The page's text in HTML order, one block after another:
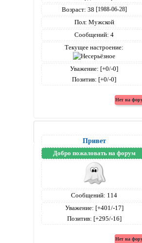
Возраст: 38 [1988-06-28]
Пол: Мужской
Сообщений: 4
Текущее настроение:
Уважение: [+0/-0]
Позитив: [+0/-0]
Привет
Добро пожаловать на форум
Сообщений: 114
Уважение: [+401/-17]
Позитив: [+295/-16]